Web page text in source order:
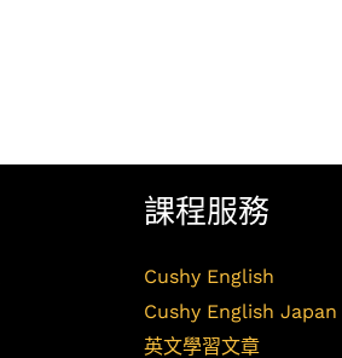
課程服務
Cushy English
Cushy English Japan
英文學習文章